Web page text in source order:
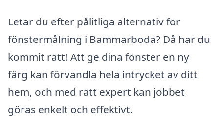
Letar du efter pålitliga alternativ för
fönstermålning i Bammarboda? Då har du
kommit rätt! Att ge dina fönster en ny
färg kan förvandla hela intrycket av ditt
hem, och med rätt expert kan jobbet
göras enkelt och effektivt.